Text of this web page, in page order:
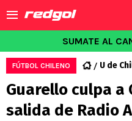
SUMATE AL
FÚTBOL CHILENO U de
Guarello culpa a
salida de Radio